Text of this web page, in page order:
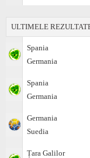
ULTIMELE
Spania
Germania
Spania
Germania
Germania
Suedia
Țara Galilor